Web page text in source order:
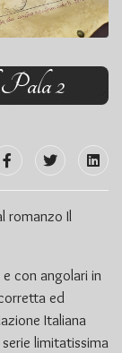
2
romanzo Il
con angolari in
ed
Italiana
limitatissima